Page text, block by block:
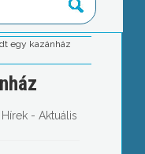
egy kazánház
Hírek - Aktuális